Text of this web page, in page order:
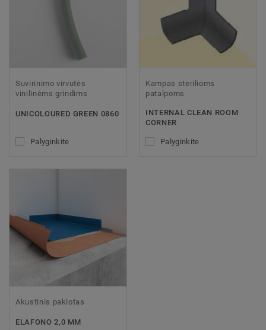
Suvirinimo virvutės
vinilinėms grindims
UNICOLOURED GREEN 0860
Palyginkite
Kampas sterilioms
patalpoms
INTERNAL CLEAN ROOM
CORNER
Palyginkite
Akustinis paklotas
ELAFONO 2,0 MM